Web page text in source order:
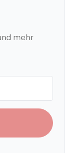
mehr